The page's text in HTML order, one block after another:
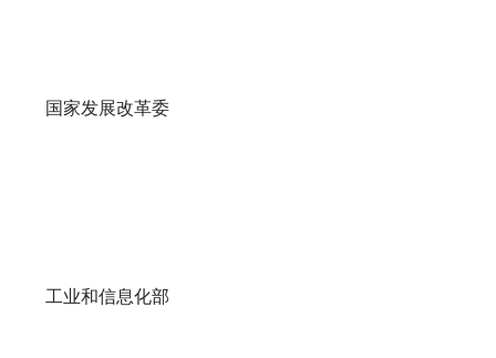
国家发展改革委
工业和信息化部